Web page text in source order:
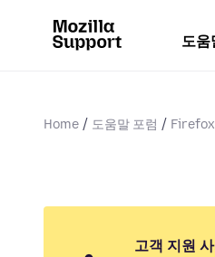
도움
Home 도움말 포럼 Firefox
고객 지원